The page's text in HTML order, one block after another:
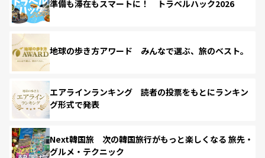
準備も滞在もスマートに！ トラベルハック2026
地球の歩き方アワード みんなで選ぶ、旅のベスト。
エアラインランキング 読者の投票をもとにランキン
グ形式で発表
Next韓国旅 次の韓国旅行がもっと楽しくなる 旅先・
グルメ・テクニック